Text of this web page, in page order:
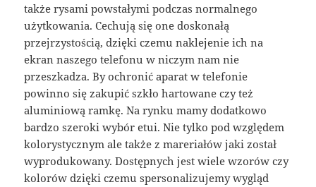
także rysami powstałymi podczas normalnego
użytkowania. Cechują się one doskonałą
przejrzystością, dzięki czemu naklejenie ich na
ekran naszego telefonu w niczym nam nie
przeszkadza. By ochronić aparat w telefonie
powinno się zakupić szkło hartowane czy też
aluminiową ramkę. Na rynku mamy dodatkowo
bardzo szeroki wybór etui. Nie tylko pod względem
kolorystycznym ale także z mareriałów jaki został
wyprodukowany. Dostępnych jest wiele wzorów czy
kolorów dzięki czemu spersonalizujemy wygląd